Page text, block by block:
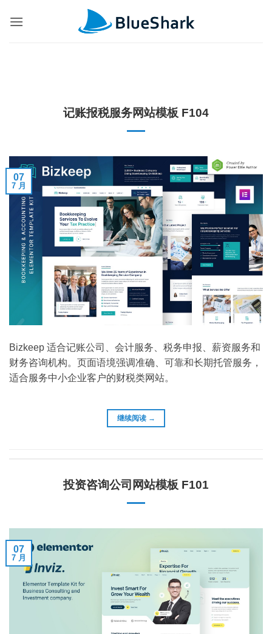
记账报税服务网站模板 F104
07
7 月
Bizkeep 适合记账公司、会计服务、税务申报、薪资服务和
财务咨询机构。页面语境强调准确、可靠和长期托管服务，
适合服务中小企业客户的财税类网站。
继续阅读 →
投资咨询公司网站模板 F101
07
7 月